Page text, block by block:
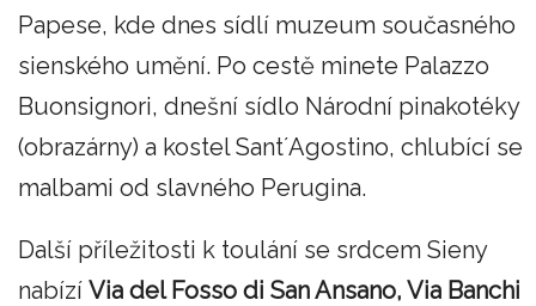
Papese, kde dnes sídlí muzeum současného
sienského umění. Po cestě minete Palazzo
Buonsignori, dnešní sídlo Národní pinakotéky
(obrazárny) a kostel Sant´Agostino, chlubící se
malbami od slavného Perugina.
Další příležitosti k toulání se srdcem Sieny
nabízí Via del Fosso di San Ansano, Via Banchi